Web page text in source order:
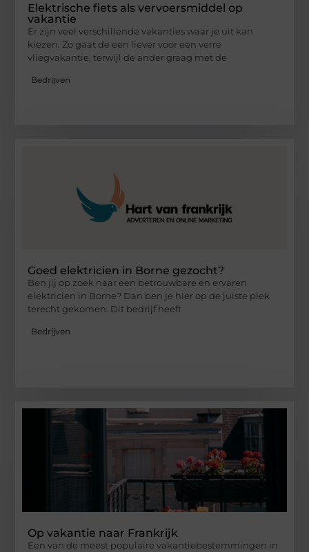
Elektrische fiets als vervoersmiddel op
vakantie
Er zijn veel verschillende vakanties waar je uit kan
kiezen. Zo gaat de een liever voor een verre
vliegvakantie, terwijl de ander graag met de
Bedrijven
Goed elektricien in Borne gezocht?
Ben jij op zoek naar een betrouwbare en ervaren
elektricien in Borne? Dan ben je hier op de juiste plek
terecht gekomen. Dit bedrijf heeft
Bedrijven
Op vakantie naar Frankrijk
Een van de meest populaire vakantiebestemmingen in